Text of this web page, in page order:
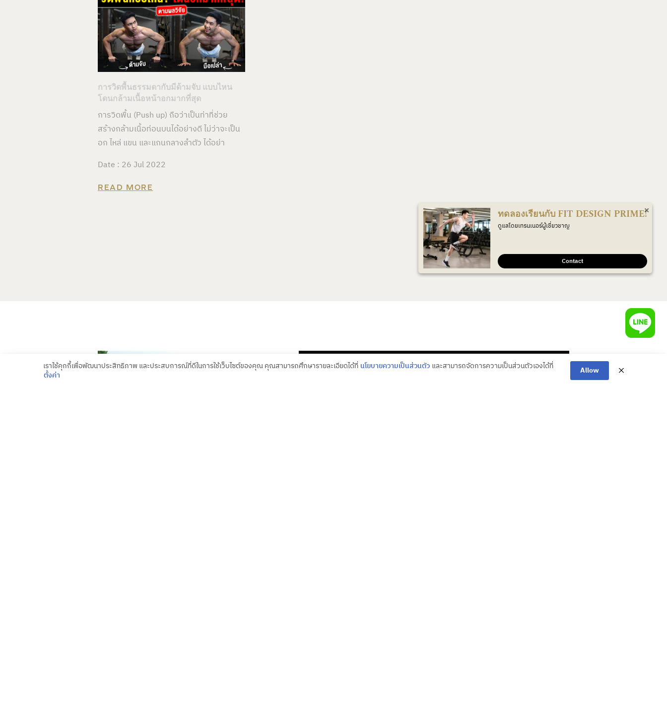
การวิดพื้นธรรมดากับมีด้ามจับ แบบไหน
โดนกล้ามเนื้อหน้าอกมากที่สุด
การวิดพื้น (Push up) ถือว่าเป็นท่าที่ช่วย
สร้างกล้ามเนื้อท่อนบนได้อย่างดี ไม่ว่าจะเป็น
อก ไหล่ แขน และแกนกลางลำตัว ได้อย่า
Date : 26 Jul 2022
READ MORE
ทดลองเรียนกับ FIT DESIGN PRIME!
ดูแลโดยเทรนเนอร์ผู้เชี่ยวชาญ
Contact
เราใช้คุกกี้เพื่อพัฒนาประสิทธิภาพ และประสบการณ์ที่ดีในการใช้เว็บไซต์ของคุณ คุณสามารถศึกษารายละเอียดได้ที่ นโยบายความเป็นส่วนตัว และสามารถจัดการความเป็นส่วนตัวเองได้ที่
ตั้งค่า
Allow